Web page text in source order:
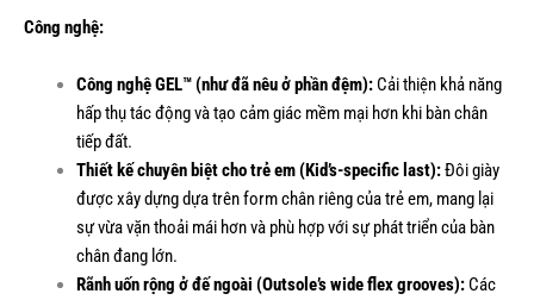
Công nghệ:
Công nghệ GEL™ (như đã nêu ở phần đệm):Cải thiện khả năng
hấp thụ tác động và tạo cảm giác mềm mại hơn khi bàn chân
tiếp đất.
Thiết kế chuyên biệt cho trẻ em (Kid’s-specific last):Đôi giày
được xây dựng dựa trên form chân riêng của trẻ em, mang lại
sự vừa vặn thoải mái hơn và phù hợp với sự phát triển của bàn
chân đang lớn.
Rãnh uốn rộng ở đế ngoài (Outsole’s wide flex grooves):Các